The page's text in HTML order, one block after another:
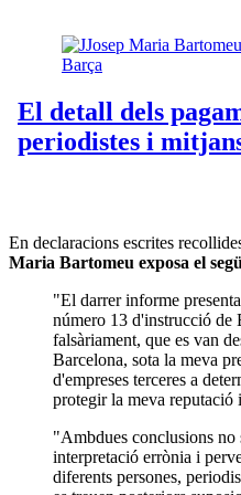
En declaracions escrites
Maria Bartomeu exposa el
"El darrer informe
número 13 d'instrucció de
falsàriament, que es van
Barcelona, sota la meva
d'empreses terceres a
protegir la meva reputació
"Ambdues conclusions no
interpretació errònia i
diferents persones,